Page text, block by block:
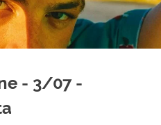
- 3/07 -